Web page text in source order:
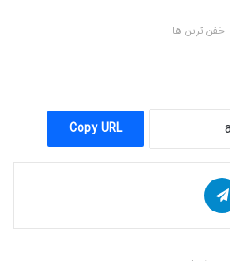
خفن ترین ها
Copy URL